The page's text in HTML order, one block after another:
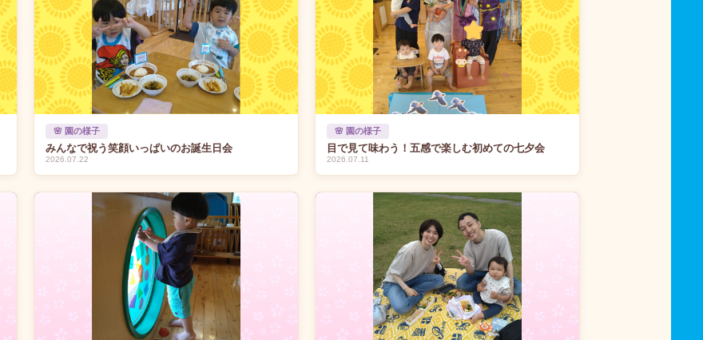
🌸 園の様子
みんなで祝う笑顔いっぱいのお誕生日会
2026.07.22
🌸 園の様子
目で見て味わう！五感で楽しむ初めての七夕会
2026.07.11